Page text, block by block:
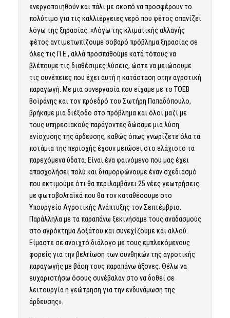
ενεργοποιηθούν και πάλι με σκοπό να προσφέρουν το
πολύτιμο για τις καλλιέργειες νερό που φέτος σπανίζει
λόγω της ξηρασίας. «Λόγω της κλιματικής αλλαγής
φέτος αντιμετωπίζουμε σοβαρό πρόβλημα ξηρασίας σε
όλες τις Π.Ε., αλλά προσπαθούμε κατά τόπους να
βλέπουμε τις διαθέσιμες λύσεις, ώστε να μειώσουμε
τις συνέπειες που έχει αυτή η κατάσταση στην αγροτική
παραγωγή. Με μια συνεργασία που είχαμε με το ΤΟΕΒ
Βοϊράνης και τον πρόεδρό του Σωτήρη Παπαδόπουλο,
βρήκαμε μια διέξοδο στο πρόβλημα και όλοι μαζί με
τους υπηρεσιακούς παράγοντες δώσαμε μια λύση
ενίσχυσης της άρδευσης, καθώς όπως γνωρίζετε όλα τα
ποτάμια της περιοχής έχουν μειώσει στο ελάχιστο τα
παρεχόμενα ύδατα. Είναι ένα φαινόμενο που μας έχει
απασχολήσει πολύ και διαμορφώνουμε έναν σχεδιασμό
που εκτιμούμε ότι θα περιλαμβάνει 25 νέες γεωτρήσεις
με φωτοβολταϊκά που θα τον καταθέσουμε στο
Υπουργείο Αγροτικής Ανάπτυξης τον Σεπτέμβριο.
Παράλληλα με τα παραπάνω ξεκινήσαμε τους αναδασμούς
στο αγρόκτημα Δοξάτου και συνεχίζουμε και αλλού.
Είμαστε σε ανοιχτό διάλογο με τους εμπλεκόμενους
φορείς για την βελτίωση των συνθηκών της αγροτικής
παραγωγής με βάση τους παραπάνω άξονες. Θέλω να
ευχαριστήσω όσους συνέβαλαν στο να δοθεί σε
λειτουργία η γεώτρηση για την ενδυνάμωση της
άρδευσης».